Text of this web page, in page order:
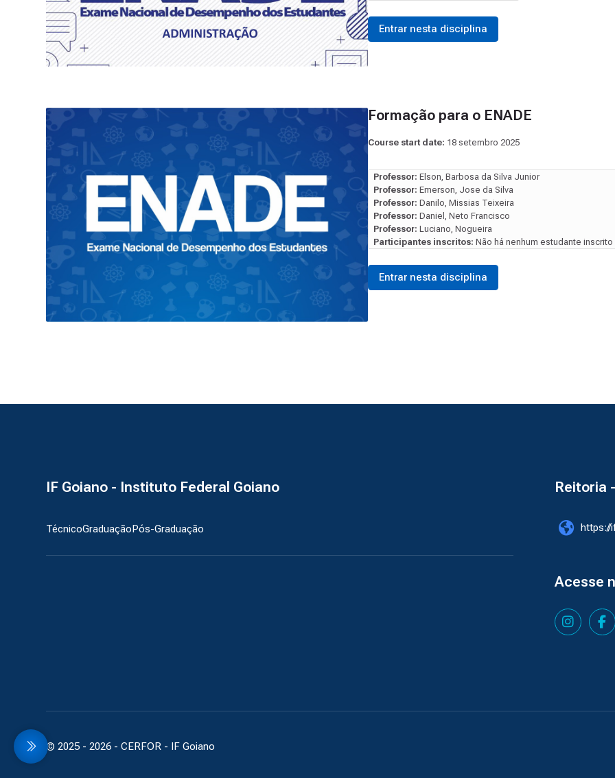
Entrar nesta disciplina
Formação para o ENADE
Course start date: 18 setembro 2025
Professor: Elson, Barbosa da Silva Junior
Professor: Emerson, Jose da Silva
Professor: Danilo, Missias Teixeira
Professor: Daniel, Neto Francisco
Professor: Luciano, Nogueira
Participantes inscritos: Não há nenhum estudante
Entrar nesta disciplina
IF Goiano - Instituto Federal Goiano
TécnicoGraduaçãoPós-Graduação
Reitoria
https://
Acesse
© 2025 - 2026 - CERFOR - IF Goiano